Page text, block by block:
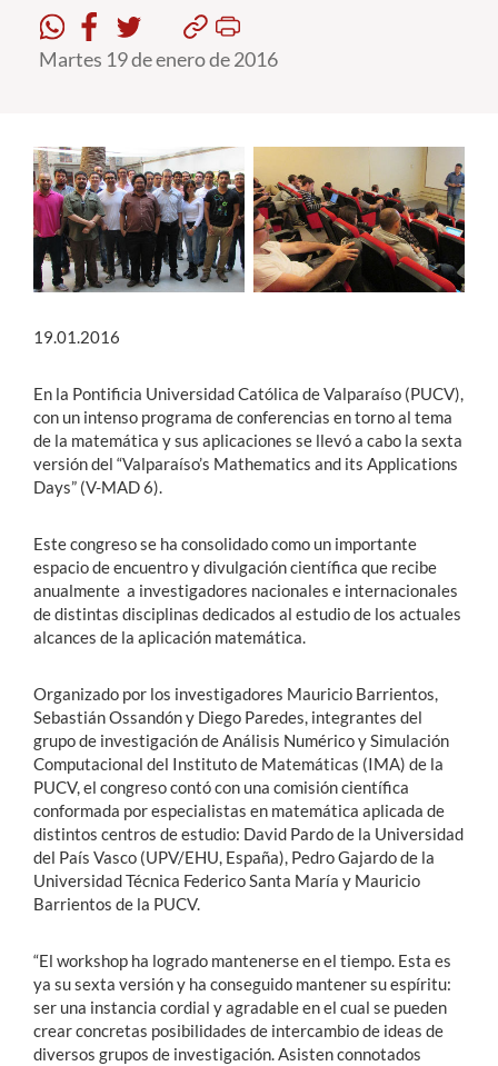
Martes 19 de enero de 2016
19.01.2016
En la Pontificia Universidad Católica de Valparaíso (PUCV),
con un intenso programa de conferencias en torno al tema
de la matemática y sus aplicaciones se llevó a cabo la sexta
versión del “Valparaíso’s Mathematics and its Applications
Days” (V-MAD 6).
Este congreso se ha consolidado como un importante
espacio de encuentro y divulgación científica que recibe
anualmente a investigadores nacionales e internacionales
de distintas disciplinas dedicados al estudio de los actuales
alcances de la aplicación matemática.
Organizado por los investigadores Mauricio Barrientos,
Sebastián Ossandón y Diego Paredes, integrantes del
grupo de investigación de Análisis Numérico y Simulación
Computacional del Instituto de Matemáticas (IMA) de la
PUCV, el congreso contó con una comisión científica
conformada por especialistas en matemática aplicada de
distintos centros de estudio: David Pardo de la Universidad
del País Vasco (UPV/EHU, España), Pedro Gajardo de la
Universidad Técnica Federico Santa María y Mauricio
Barrientos de la PUCV.
“El workshop ha logrado mantenerse en el tiempo. Esta es
ya su sexta versión y ha conseguido mantener su espíritu:
ser una instancia cordial y agradable en el cual se pueden
crear concretas posibilidades de intercambio de ideas de
diversos grupos de investigación. Asisten connotados